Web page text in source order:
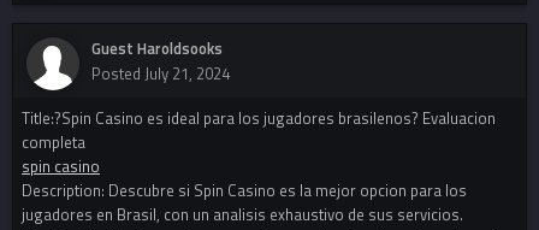
Guest Haroldsooks
Posted July 21, 2024
Title:?Spin Casino es ideal para los jugadores brasilenos? Evaluacion
completa
spin casino
Description: Descubre si Spin Casino es la mejor opcion para los
jugadores en Brasil, con un analisis exhaustivo de sus servicios.